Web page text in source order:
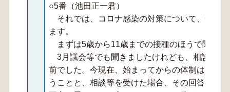
○5番（池田正一君）
それでは、コロナ感染の対策について、一つ
ます。
まずは5歳から11歳までの接種のほうで聞きた
3月議会等でも聞きましたけれども、相談等の
前でした。今現在、始まってからの体制はどの
うことと、相談等を受けた場合、その回答の仕